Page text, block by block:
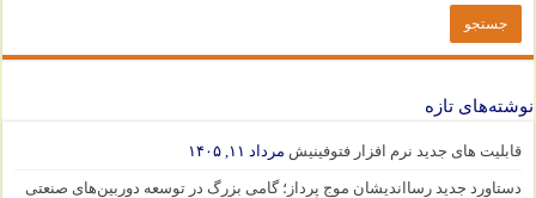
نوشته‌های تازه
قابلیت های جدید نرم افزار فتوفینیش مرداد ۱۱, ۱۴۰۵
دستاورد جدید رسااندیشان موج پرداز؛ گامی بزرگ در توسعه دوربین‌های صنعتی